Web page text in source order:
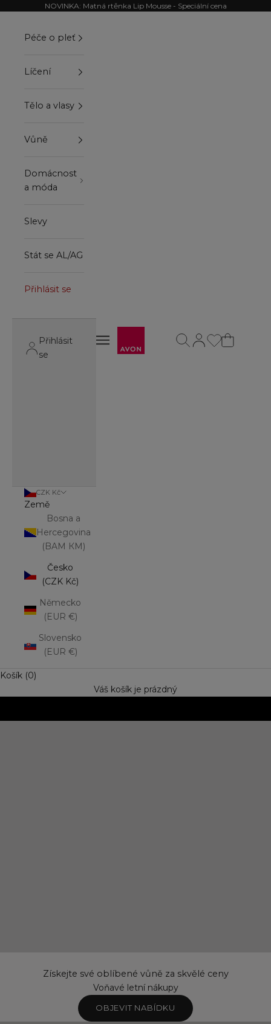
Přejít na obsahNOVINKA: Matná rtěnka Lip Mousse - Speciální cena
Otevřít navigační menu
Otevřít navigační menu
Otevřít stránku
Otevřít vyhledávání
Péče o pleť
Líčení
Tělo a vlasy
Vůně
Domácnost
a móda
Slevy
Stát se AL/AG
Přihlásit se
Přihlásit
se
CZK Kč
Země
Bosna a
Hercegovina
(BAM КМ)
Česko
(CZK Kč)
Německo
(EUR €)
Slovensko
(EUR €)
Košík (0)
Váš košík je prázdný
Získejte své oblíbené vůně za skvělé ceny
Voňavé letní nákupy
OBJEVIT NABÍDKU